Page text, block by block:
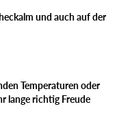
und auch auf der
Temperaturen oder
lange richtig Freude